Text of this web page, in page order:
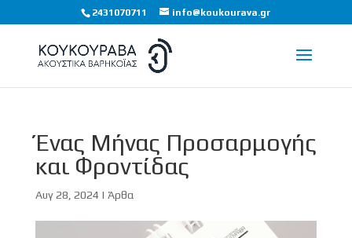
2431070711 info@koukourava.gr
Ένας Μήνας Προσαρμογής
και Φροντίδας
Αυγ 28, 2024 | Άρθα